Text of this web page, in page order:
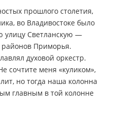
прошлого столетия,
во Владивостоке было
улицу Светланскую —
районов Приморья.
духовой оркестр.
сочтите меня «куликом»,
но тогда наша колонна
главным в той колонне